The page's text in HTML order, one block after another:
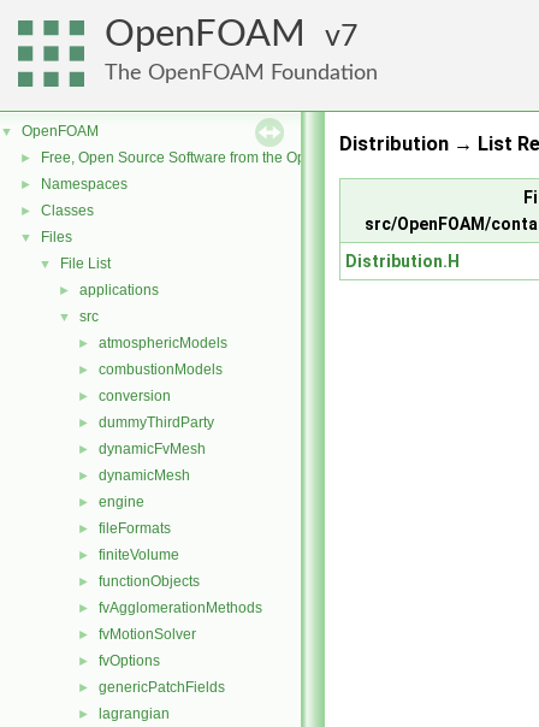
OpenFOAM 7
The OpenFOAM Foundation
▼ OpenFOAM
► Free, Open Source Software from the OpenFOAM Foundation
► Namespaces
► Classes
▼ Files
▼ File List
► applications
▼ src
► atmosphericModels
► combustionModels
► conversion
► dummyThirdParty
► dynamicFvMesh
► dynamicMesh
► engine
► fileFormats
► finiteVolume
► functionObjects
► fvAgglomerationMethods
► fvMotionSolver
► fvOptions
► genericPatchFields
► lagrangian
Distribution → List
src/OpenFOAM/
Distribution.H